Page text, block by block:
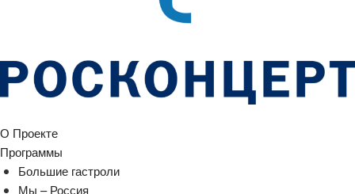
О Проекте
Программы
Большие гастроли
Мы – Россия